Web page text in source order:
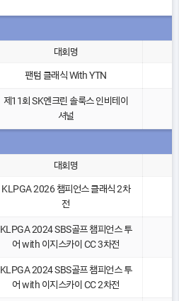
대회명
팬텀 클래식 With YTN
제11회 SK엔크린 솔룩스 인비테이
셔널
대회명
KLPGA 2026 챔피언스 클래식 2차
전
KLPGA 2024 SBS골프 챔피언스 투
어 with 이지스카이 CC 3차전
KLPGA 2024 SBS골프 챔피언스 투
어 with 이지스카이 CC 2차전